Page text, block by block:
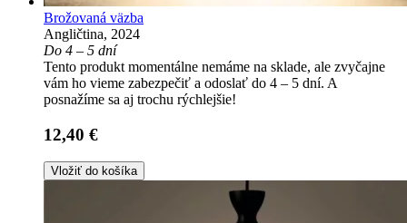
Brožovaná väzba
Angličtina, 2024
Do 4 – 5 dní
Tento produkt momentálne nemáme na sklade, ale zvyčajne
vám ho vieme zabezpečiť a odoslať do 4 – 5 dní. A
posnažíme sa aj trochu rýchlejšie!
12,40 €
Vložiť do košíka